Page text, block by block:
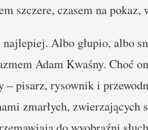
szczere, czasem na
Albo głupio, albo
Adam Kwaśny. Choć
– pisarz, rysownik i
zmarłych,